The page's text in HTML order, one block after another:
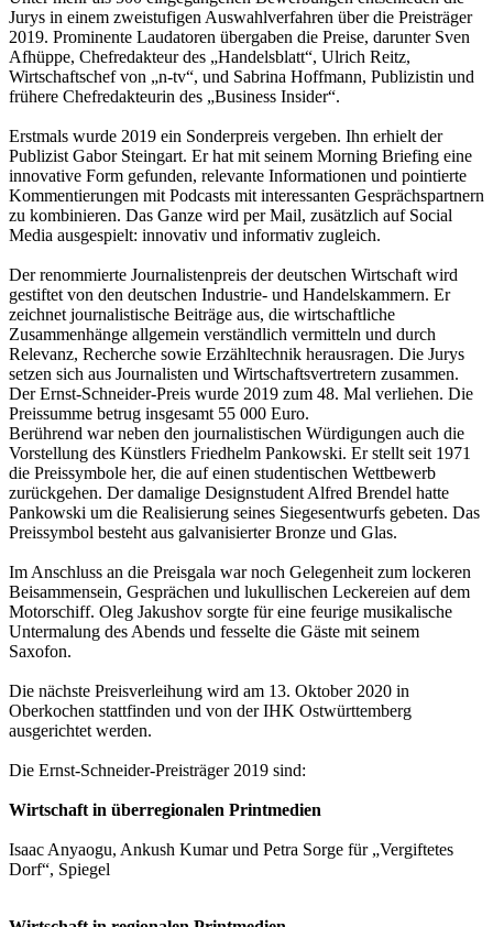
Jurys in einem zweistufigen Auswahlverfahren über die Preisträger
2019. Prominente Laudatoren übergaben die Preise, darunter Sven
Afhüppe, Chefredakteur des „Handelsblatt“, Ulrich Reitz,
Wirtschaftschef von „n-tv“, und Sabrina Hoffmann, Publizistin und
frühere Chefredakteurin des „Business Insider“.
Erstmals wurde 2019 ein Sonderpreis vergeben. Ihn erhielt der
Publizist Gabor Steingart. Er hat mit seinem Morning Briefing eine
innovative Form gefunden, relevante Informationen und pointierte
Kommentierungen mit Podcasts mit interessanten Gesprächspartnern
zu kombinieren. Das Ganze wird per Mail, zusätzlich auf Social
Media ausgespielt: innovativ und informativ zugleich.
Der renommierte Journalistenpreis der deutschen Wirtschaft wird
gestiftet von den deutschen Industrie- und Handelskammern. Er
zeichnet journalistische Beiträge aus, die wirtschaftliche
Zusammenhänge allgemein verständlich vermitteln und durch
Relevanz, Recherche sowie Erzähltechnik herausragen. Die Jurys
setzen sich aus Journalisten und Wirtschaftsvertretern zusammen.
Der Ernst-Schneider-Preis wurde 2019 zum 48. Mal verliehen. Die
Preissumme betrug insgesamt 55 000 Euro.
Berührend war neben den journalistischen Würdigungen auch die
Vorstellung des Künstlers Friedhelm Pankowski. Er stellt seit 1971
die Preissymbole her, die auf einen studentischen Wettbewerb
zurückgehen. Der damalige Designstudent Alfred Brendel hatte
Pankowski um die Realisierung seines Siegesentwurfs gebeten. Das
Preissymbol besteht aus galvanisierter Bronze und Glas.
Im Anschluss an die Preisgala war noch Gelegenheit zum lockeren
Beisammensein, Gesprächen und lukullischen Leckereien auf dem
Motorschiff. Oleg Jakushov sorgte für eine feurige musikalische
Untermalung des Abends und fesselte die Gäste mit seinem
Saxofon.
Die nächste Preisverleihung wird am 13. Oktober 2020 in
Oberkochen stattfinden und von der IHK Ostwürttemberg
ausgerichtet werden.
Die Ernst-Schneider-Preisträger 2019 sind:
Wirtschaft in überregionalen Printmedien
Isaac Anyaogu, Ankush Kumar und Petra Sorge für „Vergiftetes
Dorf“, Spiegel